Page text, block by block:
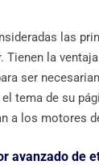
las
Tienen la
ser
tema de su
a los motores
avanzado de